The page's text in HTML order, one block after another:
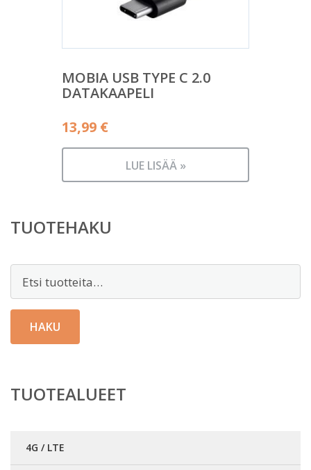
MOBIA USB TYPE C 2.0
DATAKAAPELI
13,99 €
LUE LISÄÄ »
TUOTEHAKU
HAKU
TUOTEALUEET
4G / LTE